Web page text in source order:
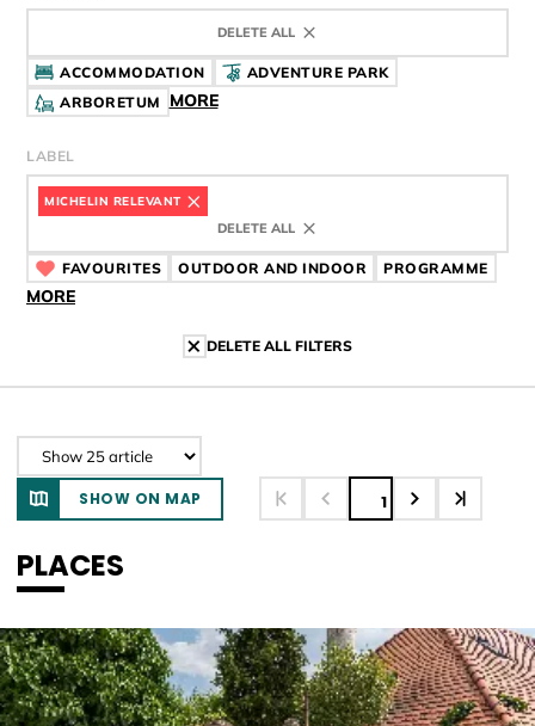
DELETE ALL
ACCOMMODATION
ADVENTURE PARK
ARBORETUM
MORE
LABEL
MICHELIN RELEVANTCÍMKE
DELETE ALL
FAVOURITES CÍMKE
OUTDOOR AND INDOOR CÍMKE
PROGRAMME
MORE
DELETE ALL FILTERS
SHOW ON MAP 1
PLACES